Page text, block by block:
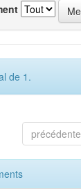
de 1.
précédente